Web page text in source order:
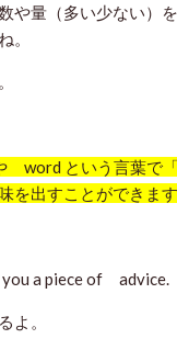
や量（多い少ない）
。
word という言葉で
を出すことができます
a piece of advice.
。